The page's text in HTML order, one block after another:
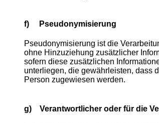
f) Pseudonymisierung
Pseudonymisierung ist die
ohne Hinzuziehung zusätzlicher
sofern diese zusätzlichen
unterliegen, die gewährleisten, dass
Person zugewiesen werden.
g) Verantwortlicher oder für die